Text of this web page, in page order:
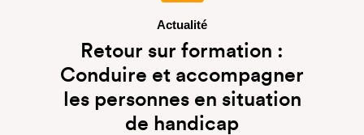
Actualité
Retour sur formation :
Conduire et accompagner
les personnes en situation
de handicap